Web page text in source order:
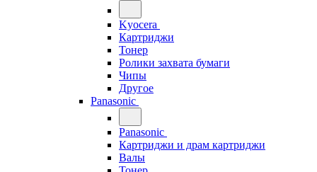
Kyocera
Картриджи
Тонер
Ролики захвата бумаги
Чипы
Другое
Panasonic
Panasonic
Картриджи и драм картриджи
Валы